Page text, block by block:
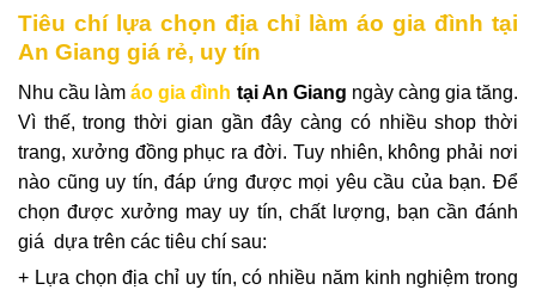
Tiêu chí lựa chọn địa chỉ làm áo gia đình tại
An Giang giá rẻ, uy tín
Nhu cầu làmáo gia đình tại An Giang ngày càng gia tăng.
Vì thế, trong thời gian gần đây càng có nhiều shop thời
trang, xưởng đồng phục ra đời. Tuy nhiên, không phải nơi
nào cũng uy tín, đáp ứng được mọi yêu cầu của bạn. Để
chọn được xưởng may uy tín, chất lượng, bạn cần đánh
giá dựa trên các tiêu chí sau:
+ Lựa chọn địa chỉ uy tín, có nhiều năm kinh nghiệm trong